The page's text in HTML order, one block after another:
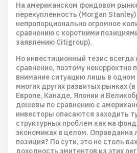
На американском фондовом
перекупленность (Morgan Stanley)
непропорционально огромное
сравнению с короткими
заявлению Citigroup).
Но инвестиционный тезис всегда
сравнение, поэтому некорректно
внимание ситуацию лишь в одном
многих других развитых рынках
Европе, Канаде, Японии и
дешевы по сравнению с
инвесторы опасаются заходить
структурных проблем как на
экономиках в целом. Оправданна
позиция? По сути, это не столь
доходность эмитентов из этих